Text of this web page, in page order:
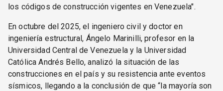
los códigos de construcción vigentes en Venezuela".
En octubre del 2025, el ingeniero civil y doctor en
ingeniería estructural, Ángelo Marinilli, profesor en la
Universidad Central de Venezuela y la Universidad
Católica Andrés Bello, analizó la situación de las
construcciones en el país y su resistencia ante eventos
sísmicos, llegando a la conclusión de que “la mayoría son